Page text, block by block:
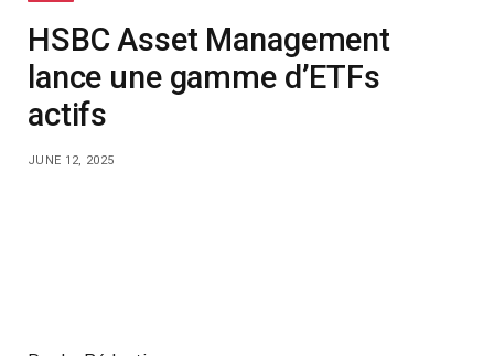
HSBC Asset Management
lance une gamme d’ETFs
actifs
JUNE 12, 2025